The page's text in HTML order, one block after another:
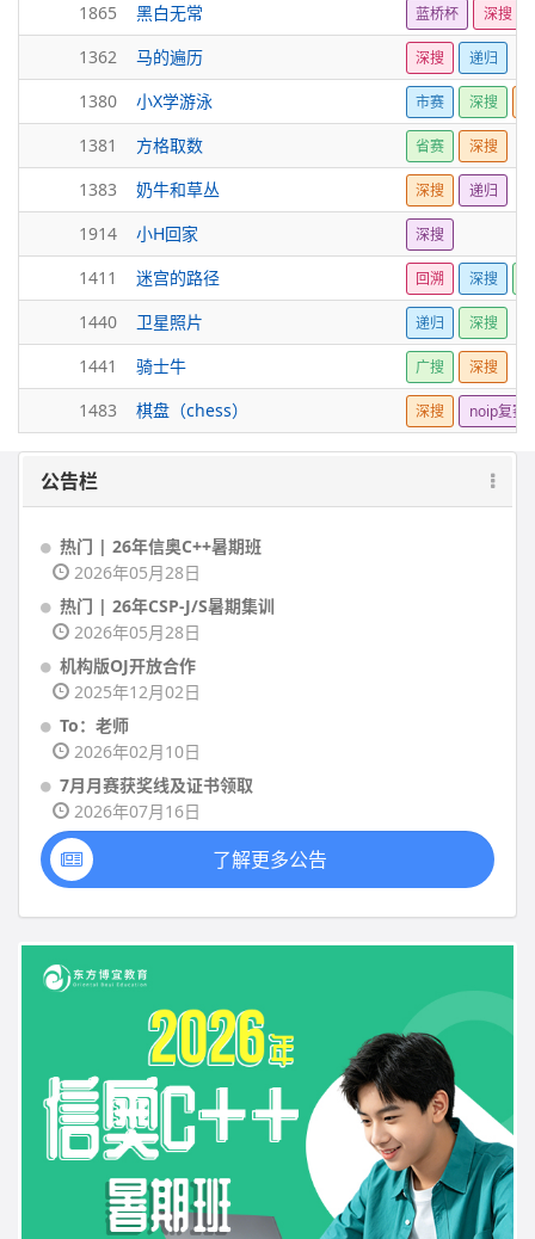
1865 黑白无常 蓝桥杯 深搜
1362 马的遍历 深搜 递归
1380 小X学游泳 市赛 深搜
1381 方格取数 省赛 深搜
1383 奶牛和草丛 深搜 递归
1914 小H回家 深搜
1411 迷宫的路径 回溯 深搜
1440 卫星照片 递归 深搜
1441 骑士牛 广搜 深搜
1483 棋盘（chess） 深搜 noip复赛
公告栏
热门 | 26年信奥C++暑期班
2026年05月28日
热门 | 26年CSP-J/S暑期集训
2026年05月28日
机构版OJ开放合作
2025年12月02日
To：老师
2026年02月10日
7月月赛获奖线及证书领取
2026年07月16日
了解更多公告